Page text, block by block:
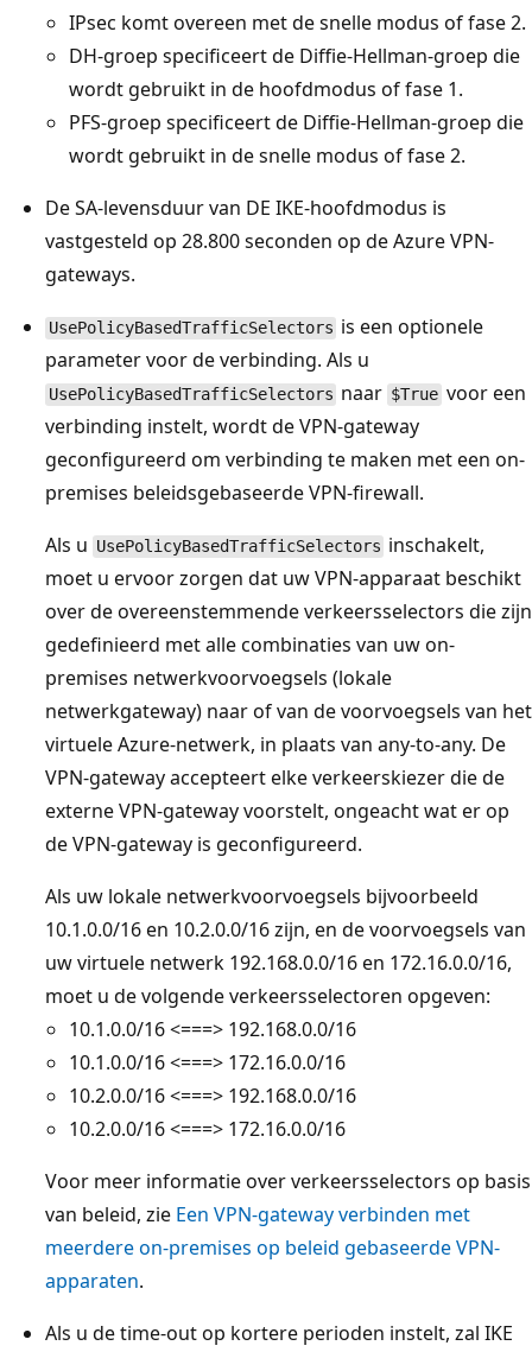
IPsec komt overeen met de snelle modus of fase 2.
DH-groep specificeert de Diffie-Hellman-groep die
wordt gebruikt in de hoofdmodus of fase 1.
PFS-groep specificeert de Diffie-Hellman-groep die
wordt gebruikt in de snelle modus of fase 2.
De SA-levensduur van DE IKE-hoofdmodus is
vastgesteld op 28.800 seconden op de Azure VPN-
gateways.
UsePolicyBasedTrafficSelectors is een optionele
parameter voor de verbinding. Als u
UsePolicyBasedTrafficSelectors naar $Truevoor een
verbinding instelt, wordt de VPN-gateway
geconfigureerd om verbinding te maken met een on-
premises beleidsgebaseerde VPN-firewall.
Als u UsePolicyBasedTrafficSelectors inschakelt,
moet u ervoor zorgen dat uw VPN-apparaat beschikt
over de overeenstemmende verkeersselectors die zijn
gedefinieerd met alle combinaties van uw on-
premises netwerkvoorvoegsels (lokale
netwerkgateway) naar of van de voorvoegsels van het
virtuele Azure-netwerk, in plaats van any-to-any. De
VPN-gateway accepteert elke verkeerskiezer die de
externe VPN-gateway voorstelt, ongeacht wat er op
de VPN-gateway is geconfigureerd.
Als uw lokale netwerkvoorvoegsels bijvoorbeeld
10.1.0.0/16 en 10.2.0.0/16 zijn, en de voorvoegsels van
uw virtuele netwerk 192.168.0.0/16 en 172.16.0.0/16,
moet u de volgende verkeersselectoren opgeven:
10.1.0.0/16 <===> 192.168.0.0/16
10.1.0.0/16 <===> 172.16.0.0/16
10.2.0.0/16 <===> 192.168.0.0/16
10.2.0.0/16 <===> 172.16.0.0/16
Voor meer informatie over verkeersselectors op basis
van beleid, zie Een VPN-gateway verbinden met
meerdere on-premises op beleid gebaseerde VPN-
apparaten.
Als u de time-out op kortere perioden instelt, zal IKE